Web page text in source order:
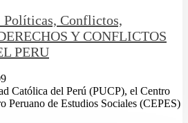
Políticas, Conflictos,
Y CONFLICTOS
PERU
Católica del Perú (PUCP), el Centro
Peruano de Estudios Sociales (CEPES)